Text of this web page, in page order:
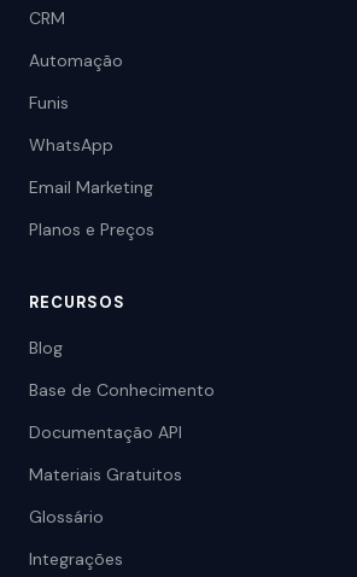
CRM
Automação
Funis
WhatsApp
Email Marketing
Planos e Preços
RECURSOS
Blog
Base de Conhecimento
Documentação API
Materiais Gratuitos
Glossário
Integrações